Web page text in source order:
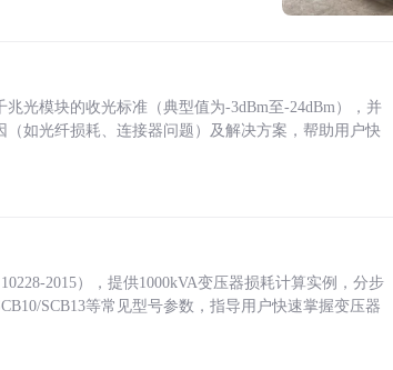
光模块的收光标准（典型值为-3dBm至-24dBm），并
如光纤损耗、连接器问题）及解决方案，帮助用户快
2015），提供1000kVA变压器损耗计算实例，分步
SCB13等常见型号参数，指导用户快速掌握变压器